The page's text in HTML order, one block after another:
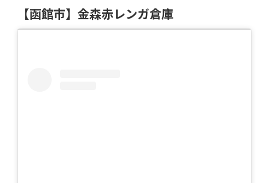
【函館市】金森赤レンガ倉庫